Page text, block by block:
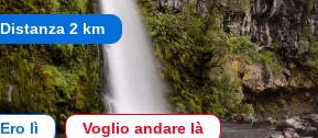
Distanza 2 km
Ero lì Voglio andare là